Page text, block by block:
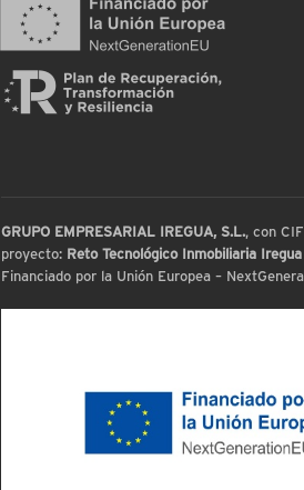
GRUPO EMPRESARIAL IREGUA, S.L., con CIF
proyecto: Reto Tecnológico Inmobiliaria Iregua
Financiado por la Unión Europea –